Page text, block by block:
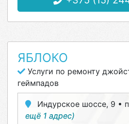
ЯБЛОКО
Услуги по ремонту
геймпадов
Индурское шоссе, 9 •
ещё 1 адрес)